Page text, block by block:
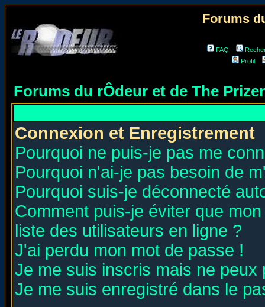
Forums
FAQ
Profil
Forums du rÔdeur et de The
Connexion et Enregistrement
Pourquoi ne puis-je pas me
Pourquoi n'ai-je pas besoin de
Pourquoi suis-je déconnecté
Comment puis-je éviter que
liste des utilisateurs en ligne ?
J'ai perdu mon mot de passe !
Je me suis inscris mais ne peux
Je me suis enregistré dans le